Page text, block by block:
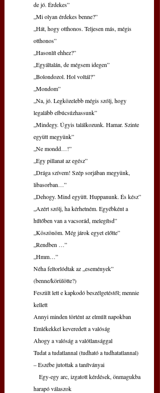
de jó. Érdekes”
„Mi olyan érdekes benne?”
„Hát, hogy otthonos. Teljesen más, mégis
otthonos”
„Hasonlít ehhez?”
„Egyáltalán, de mégsem idegen”
„Bolondozol. Hol voltál?”
„Mondom”
„Na, jó. Legközelebb mégis szólj, hogy
legalább elbúcsúzhassunk”
„Mindegy. Úgyis találkozunk. Hamar. Szinte
együtt megyünk”
„Ne mondd…!”
„Egy pillanat az egész”
„Drága szívem! Szép sorjában megyünk,
libasorban…”
„Dehogy. Mind együtt. Huppanunk. És kész”
„Azért szólj, ha kérhetném. Egyébként a
hűtőben van a vacsorád, melegítsd”
„Köszönöm. Még járok egyet előtte”
„Rendben …”
„Hmm…”
Néha feltorlódtak az „események”
(benne/körülötte?)
Feszült lett e kapkodó beszélgetéstől; mennie
kellett
Annyi minden történt az elmúlt napokban
Emlékekkel keveredett a valóság
Ahogy a valóság a valótlansággal
Tudat a tudatlannal (tudható a tudhatatlannal)
– Eszébe jutottak a tanítványai
Egy-egy arc, izgatott kérdések, önmagukba
harapó válaszok